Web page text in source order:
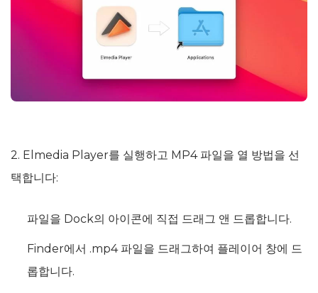
2. Elmedia Player를 실행하고 MP4 파일을 열 방법을 선
택합니다:
파일을 Dock의 아이콘에 직접 드래그 앤 드롭합니다.
Finder에서 .mp4 파일을 드래그하여 플레이어 창에 드
롭합니다.